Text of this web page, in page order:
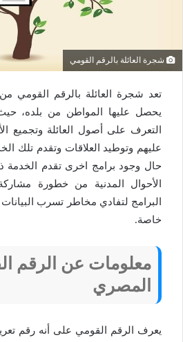
شجرة العائلة بالرقم القومي
تعد شجرة العائلة بالرقم القومي
يحصل عليها المواطن من بلده،
التعرف على أصول العائلة وتجميع
عليهم وتوطيد العلاقات وتقدم تلك
حال وجود برامج اخرى تقدم الخدمة
الأحوال المدنية من خطورة
البرامج لتفادي مخاطر تسرب
خاصة.
معلومات عن الرقم
المصري
يعرف الرقم القومي على أنه رقم